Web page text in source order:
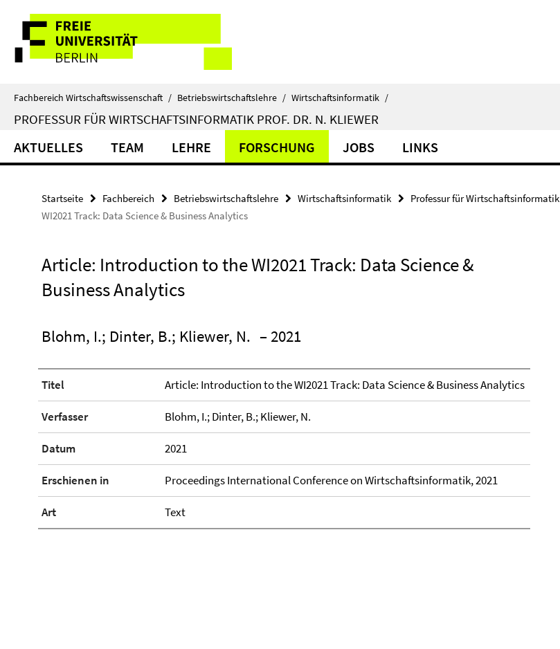
direkt
Inhalt
Service-
Navigation
Fachbereich Wirtschaftswissenschaft / Betriebswirtschaftslehre / Wirtschaftsinformatik /
PROFESSUR FÜR WIRTSCHAFTSINFORMATIK PROF. DR. N. KLIEWER
AKTUELLES TEAM LEHRE FORSCHUNG JOBS LINKS
Startseite Fachbereich Betriebswirtschaftslehre Wirtschaftsinformatik Professur für Wirtschaftsinformatik
WI2021 Track: Data Science & Business Analytics
Article: Introduction to the WI2021 Track: Data Science &
Business Analytics
Blohm, I.; Dinter, B.; Kliewer, N. – 2021
Titel Article: Introduction to the WI2021 Track: Data Science & Business Analytics
Verfasser Blohm, I.; Dinter, B.; Kliewer, N.
Datum 2021
Erschienen in Proceedings International Conference on Wirtschaftsinformatik, 2021
Art Text